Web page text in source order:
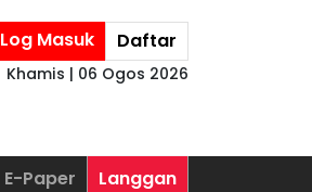
Log Masuk Daftar
Khamis | 06 Ogos 2026
E-Paper Langgan